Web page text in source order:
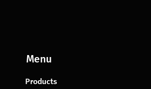
Menu
Products